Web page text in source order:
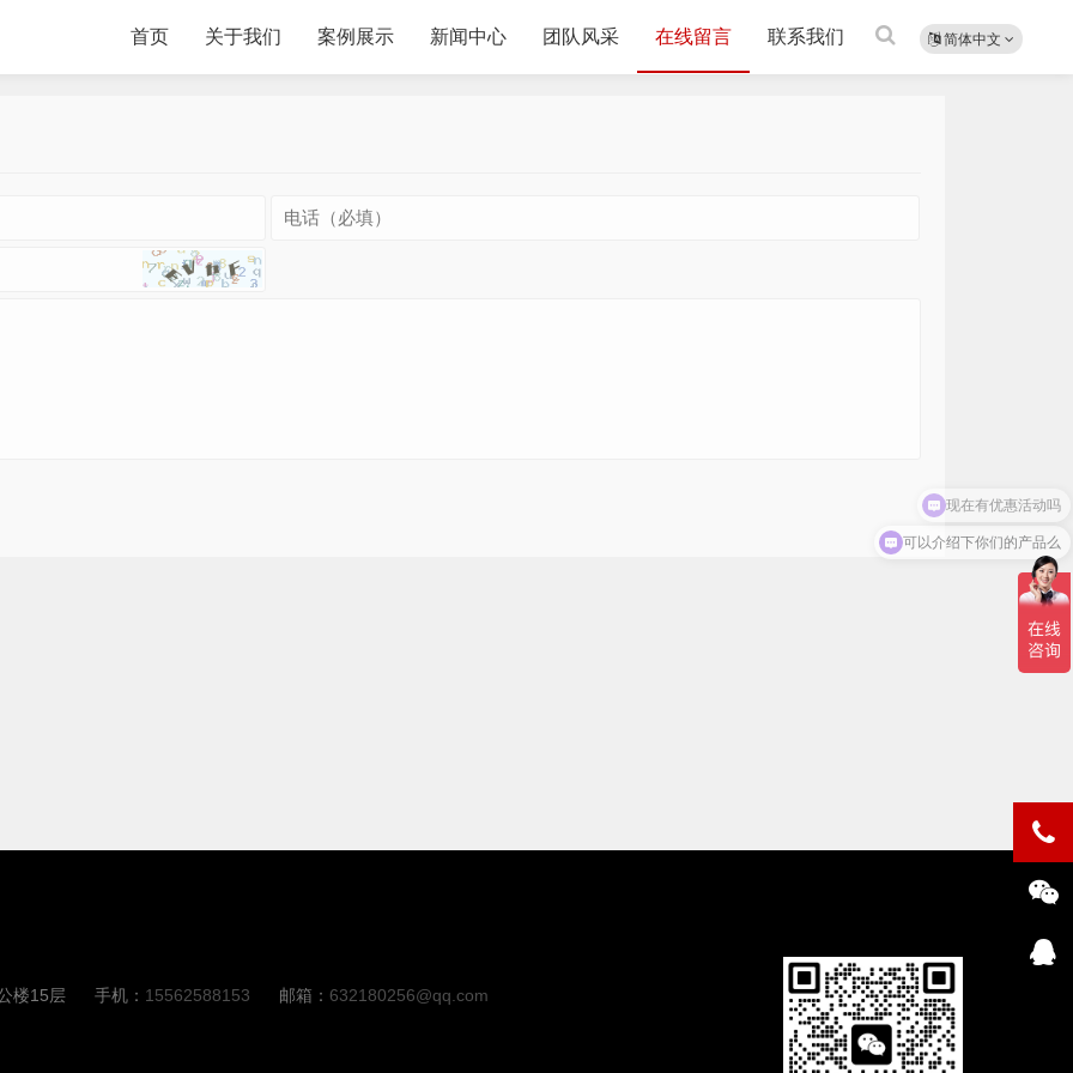
简体中文
首页 关于我们 案例展示 新闻中心 团队风采 在线留言 联系我们
楼15层 手机： 15562588153 邮箱： 632180256@qq.com
可以介绍下你们的产品么